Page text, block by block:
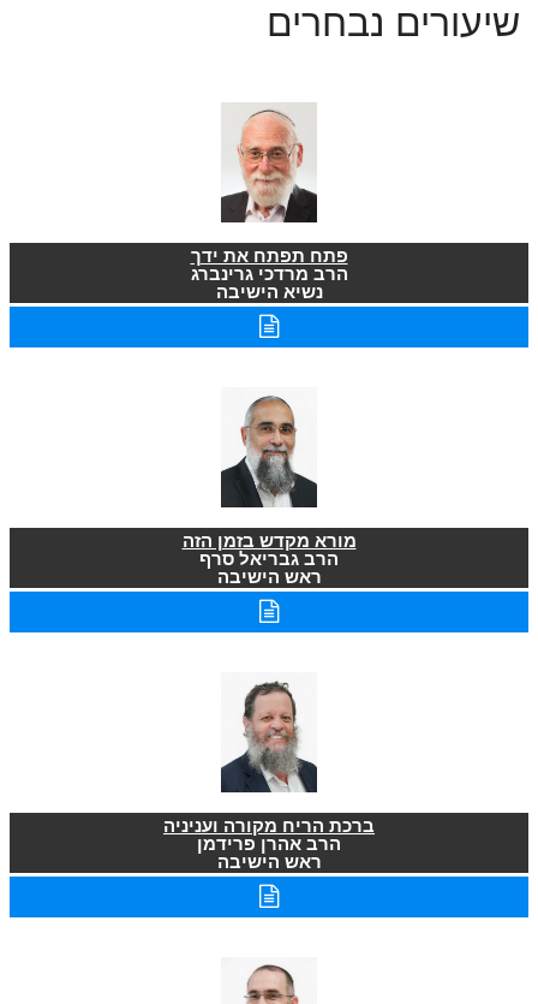
שיעורים נבחרים
פתח תפתח את ידך
הרב מרדכי גרינברג
נשיא הישיבה
מורא מקדש בזמן הזה
הרב גבריאל סרף
ראש הישיבה
ברכת הריח מקורה ועניניה
הרב אהרן פרידמן
ראש הישיבה